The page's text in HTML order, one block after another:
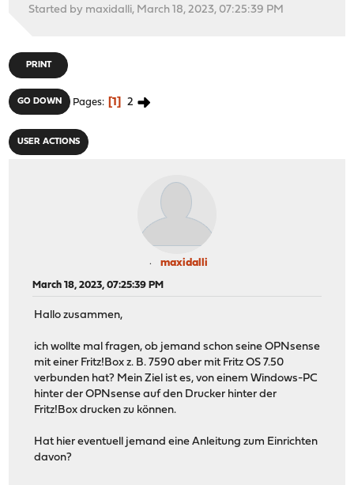
Started by maxidalli, March 18, 2023, 07:25:39 PM
PRINT
GO DOWN Pages 1 2
USER ACTIONS
maxidalli
March 18, 2023, 07:25:39 PM
Hallo zusammen,
ich wollte mal fragen, ob jemand schon seine OPNsense
mit einer Fritz!Box z. B. 7590 aber mit Fritz OS 7.50
verbunden hat? Mein Ziel ist es, von einem Windows-PC
hinter der OPNsense auf den Drucker hinter der
Fritz!Box drucken zu können.
Hat hier eventuell jemand eine Anleitung zum Einrichten
davon?